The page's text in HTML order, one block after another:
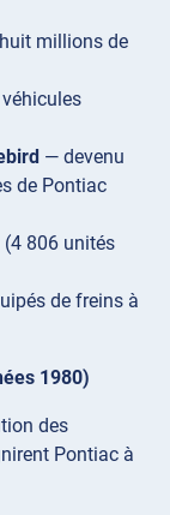
millions de
— devenu
de Pontiac
(4 806 unités
de freins à
1980)
des
Pontiac à